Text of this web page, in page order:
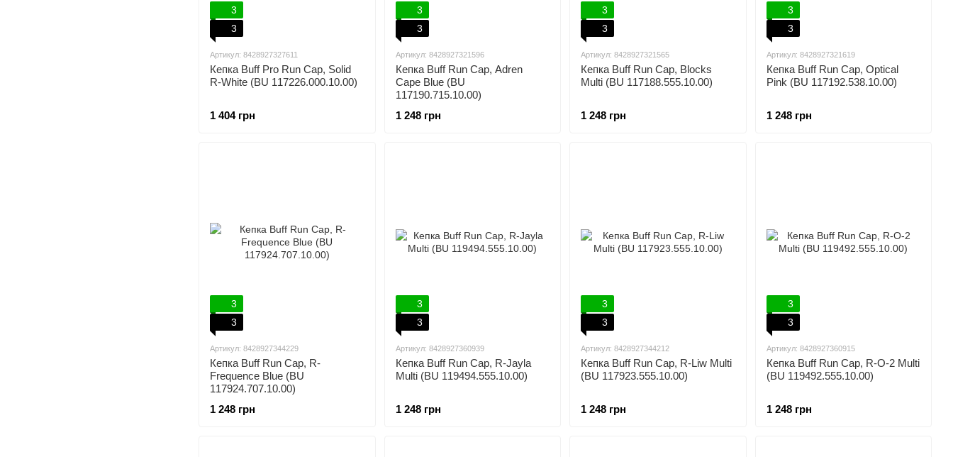
3
3
Артикул: 8428927327611
Кепка Buff Pro Run Cap, Solid
R-White (BU 117226.000.10.00)
1 404 грн
3
3
Артикул: 8428927321596
Кепка Buff Run Cap, Adren
Cape Blue (BU
117190.715.10.00)
1 248 грн
3
3
Артикул: 8428927321565
Кепка Buff Run Cap, Blocks
Multi (BU 117188.555.10.00)
1 248 грн
3
3
Артикул: 8428927321619
Кепка Buff Run Cap, Optical
Pink (BU 117192.538.10.00)
1 248 грн
3
3
Артикул: 8428927344229
Кепка Buff Run Cap, R-
Frequence Blue (BU
117924.707.10.00)
1 248 грн
3
3
Артикул: 8428927360939
Кепка Buff Run Cap, R-Jayla
Multi (BU 119494.555.10.00)
1 248 грн
3
3
Артикул: 8428927344212
Кепка Buff Run Cap, R-Liw Multi
(BU 117923.555.10.00)
1 248 грн
3
3
Артикул: 8428927360915
Кепка Buff Run Cap, R-O-2 Multi
(BU 119492.555.10.00)
1 248 грн